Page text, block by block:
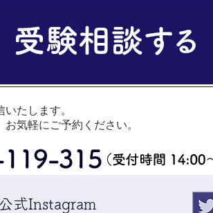
たします。
気軽にご予約ください。
公式Instagram